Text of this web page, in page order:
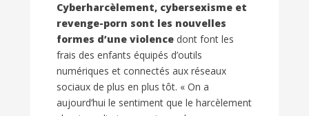
Cyberharcèlement, cybersexisme et
revenge-porn sont les nouvelles
formes d’une violence dont font les
frais des enfants équipés d’outils
numériques et connectés aux réseaux
sociaux de plus en plus tôt. « On a
aujourd’hui le sentiment que le harcèlement